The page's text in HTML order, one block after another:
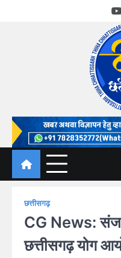
गोठ जन-
छत्तीसगढ़
CG News:
छत्तीसगढ़ योग